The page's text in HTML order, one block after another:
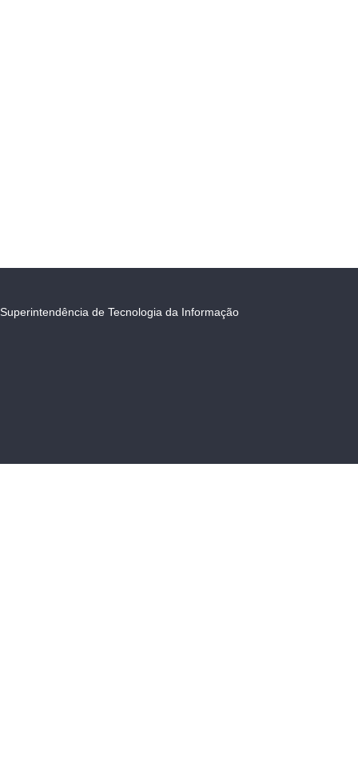
Superintendência de Tecnologia da Informação